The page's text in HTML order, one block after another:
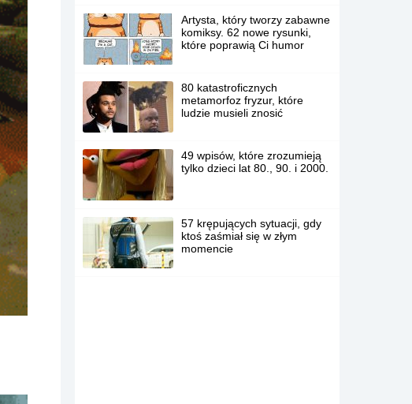
Artysta, który tworzy zabawne
komiksy. 62 nowe rysunki,
które poprawią Ci humor
80 katastroficznych
metamorfoz fryzur, które
ludzie musieli znosić
49 wpisów, które zrozumieją
tylko dzieci lat 80., 90. i 2000.
57 krępujących sytuacji, gdy
ktoś zaśmiał się w złym
momencie